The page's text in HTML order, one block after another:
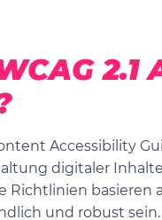
2.1
Accessibility
digitaler
Richtlinien basieren
und robust sein.